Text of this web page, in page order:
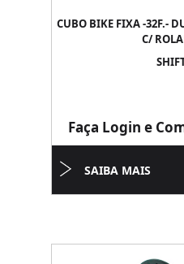
CUBO BIKE FIXA -32F.-
C/
Faça Login e
SAIBA MAIS